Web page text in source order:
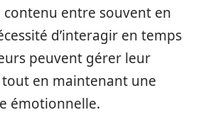
entre souvent en
d’interagir en temps
peuvent gérer leur
en maintenant une
émotionnelle.